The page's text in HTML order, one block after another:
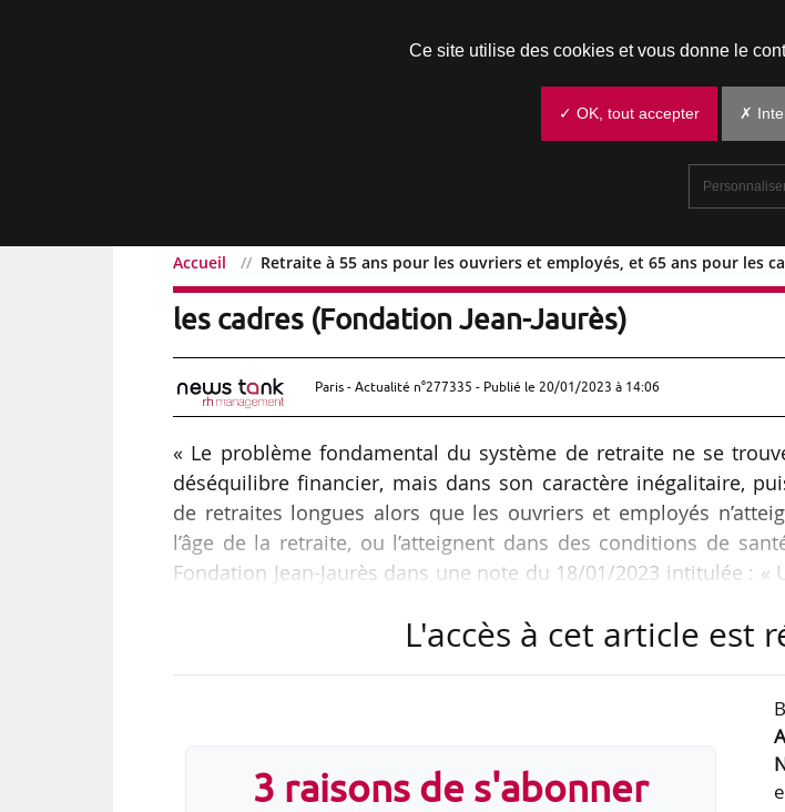
Accueil Retraite à 55 ans pour les ouvriers et employés, et 65 ans pour les
Retraite à 55 ans pour les ouvriers et
les cadres (Fondation Jean-Jaurès)
Paris - Actualité n°277335 - Publié le 20/01/2023 à 14:06
« Le problème fondamental du système de retraite ne se
déséquilibre financier, mais dans son caractère inégalitaire,
de retraites longues alors que les ouvriers et employés
l’âge de la retraite, ou l’atteignent dans des conditions de
Fondation Jean-Jaurès dans une note du 18/01/2023 intitulée : «
plus qualifiées et en réduisant celle des salariés dont la
L'accès à cet article est
3 raisons de s'abonner
Ce site utilise des cookies et vous donne le
✓ OK, tout accepter ✗